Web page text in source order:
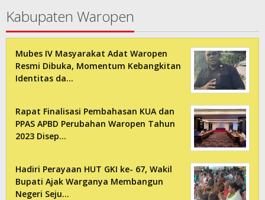
Kabupaten Waropen
Mubes IV Masyarakat Adat Waropen
Resmi Dibuka, Momentum Kebangkitan
Identitas da…
Rapat Finalisasi Pembahasan KUA dan
PPAS APBD Perubahan Waropen Tahun
2023 Disep…
Hadiri Perayaan HUT GKI ke- 67, Wakil
Bupati Ajak Warganya Membangun
Negeri Seju…